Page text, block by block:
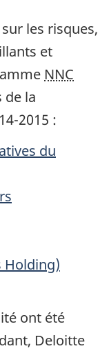
les risques,
et
NNC
de la
2015 :
du
Holding)
ont été
Deloitte